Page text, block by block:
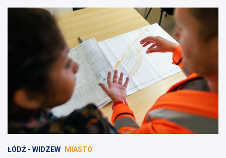
ŁÓDŹ - WIDZEW MIASTO